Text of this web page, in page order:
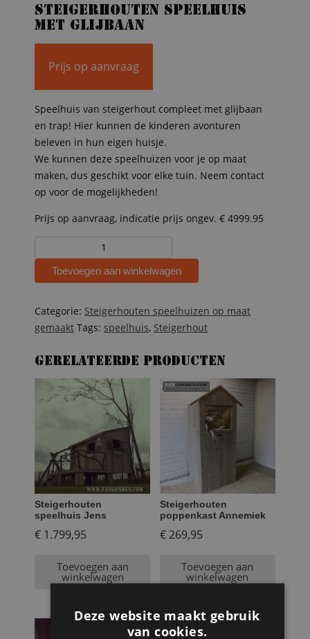
Steigerhouten speelhuis
met glijbaan
Prijs op aanvraag
Speelhuis van steigerhout compleet met glijbaan
en trap! Hier kunnen de kinderen avonturen
beleven in hun eigen huisje.
We kunnen deze speelhuizen voor je op maat
maken, dus geschikt voor elke tuin. Neem contact
op voor de mogelijkheden!
Prijs op aanvraag, indicatie prijs ongev. € 4999.95
speelhuis
aantal
Toevoegen aan winkelwagen
Categorie: Steigerhouten speelhuizen op maat
gemaakt Tags: speelhuis, Steigerhout
Gerelateerde producten
Steigerhouten
speelhuis Jens
€ 1.799,95
Toevoegen aan
winkelwagen
Steigerhouten
poppenkast Annemiek
€269,95
Toevoegen aan
winkelwagen
Deze website maakt gebruik
van cookies.